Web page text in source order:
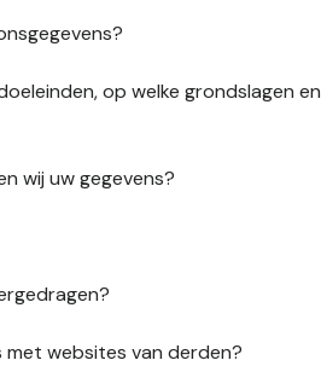
op welke grondslagen en
wij uw gegevens?
met websites van derden?